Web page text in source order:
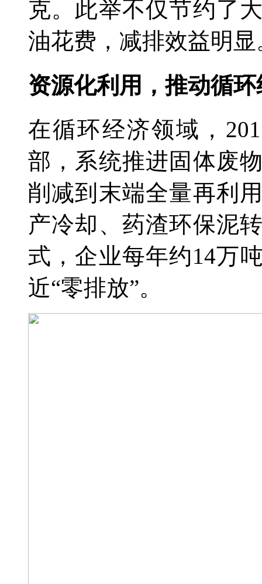
克。此举不仅节约了
油花费，减排效益明显
资源化利用，推动循环
在循环经济领域，
部，系统推进固体废
削减到末端全量再利
产冷却、药渣环保泥
式，企业每年约14万
近“零排放”。